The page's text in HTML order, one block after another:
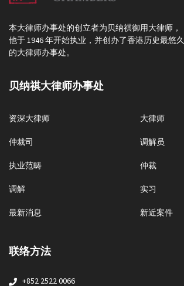
本大律师办事处的创立者为贝纳祺御用大律师，
他于 1946 年开始执业，并创办了香港历史最悠久
的大律师办事处。
贝纳祺大律师办事处
资深大律师 大律师
仲裁司 调解员
执业范畴 仲裁
调解 实习
最新消息 新近案件
联络方法
+852 2522 0066